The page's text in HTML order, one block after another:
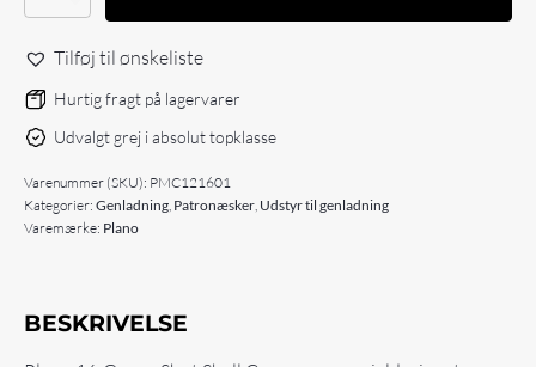
Gauge
Shot
Shell
Case
antal
Tilføj til ønskeliste
Hurtig fragt på lagervarer
Udvalgt grej i absolut topklasse
Varenummer (SKU): PMC121601
Kategorier: Genladning, Patronæsker, Udstyr til genladning
Varemærke: Plano
BESKRIVELSE